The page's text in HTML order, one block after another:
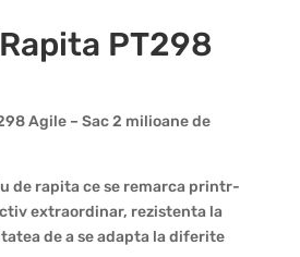
PT298
Agile – Sac 2 milioane de
de rapita ce se remarca printr-
extraordinar, rezistenta la
de a se adapta la diferite